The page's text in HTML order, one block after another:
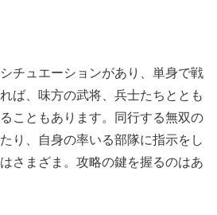
チュエーションがあり、単身で戦
ば、味方の武将、兵士たちととも
こともあります。同行する無双の
り、自身の率いる部隊に指示をし
さまざま。攻略の鍵を握るのはあ